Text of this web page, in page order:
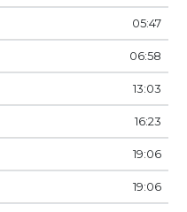
05:47
06:58
13:03
16:23
19:06
19:06